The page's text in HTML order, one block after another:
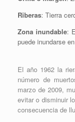
Riberas: Tierra
Zona inundable:
puede inundarse
El año 1962 la
número de
marzo de 2009,
evitar o disminuir
consecuencia de